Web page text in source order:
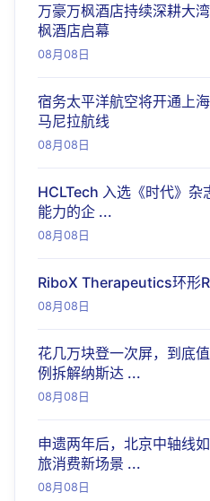
万豪万枫酒店持续深耕大
枫酒店启幕
08月08日
宿务太平洋航空将开通上
马尼拉航线
08月08日
HCLTech 入选《时代》杂
能力的企 ...
08月08日
RiboX Therapeutics环形
08月08日
花几万块登一次屏，到底
例拆解纳斯达 ...
08月08日
申遗两年后，北京中轴线
旅消费新场景 ...
08月08日